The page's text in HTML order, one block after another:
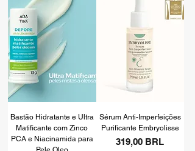
Bastão Hidratante e Ultra
Matificante com Zinco
PCA e Niacinamida para
Sérum Anti-Imperfeições
Purificante Embryolisse
Precio
319,00 BRL